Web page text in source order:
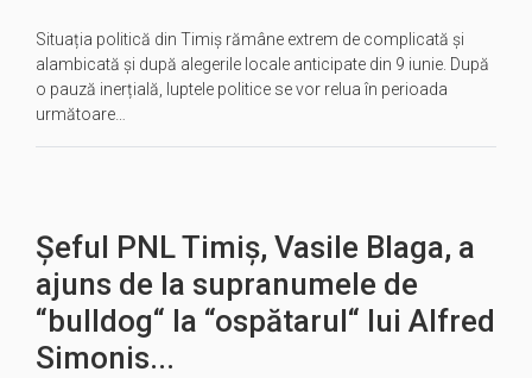
Situația politică din Timiș rămâne extrem de complicată și
alambicată și după alegerile locale anticipate din 9 iunie. După
o pauză inerțială, luptele politice se vor relua în perioada
următoare…
Șeful PNL Timiș, Vasile Blaga, a
ajuns de la supranumele de
“bulldog“ la “ospătarul“ lui Alfred
Simonis...